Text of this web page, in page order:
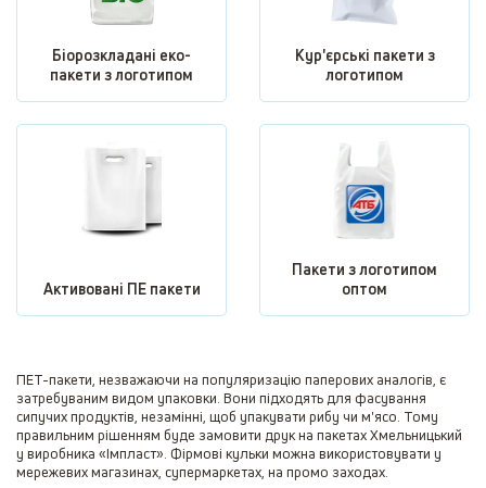
Біорозкладані еко-
пакети з логотипом
Кур'єрські пакети з
логотипом
Активовані ПЕ пакети
Пакети з логотипом
оптом
ПЕТ-пакети, незважаючи на популяризацію паперових аналогів, є
затребуваним видом упаковки. Вони підходять для фасування
сипучих продуктів, незамінні, щоб упакувати рибу чи м'ясо. Тому
правильним рішенням буде замовити друк на пакетах Хмельницький
у виробника «Імпласт». Фірмові кульки можна використовувати у
мережевих магазинах, супермаркетах, на промо заходах.